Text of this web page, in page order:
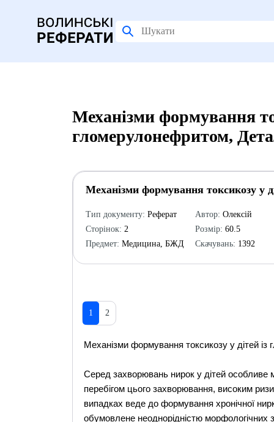
Механізми формування
гломерулонефритом,
Механізми формування токсикозу у
Тип документу: Реферат
Сторінок: 2
Предмет: Медицина, БЖД
Автор: Олексій
Розмір: 60.5
Скачувань: 1392
1 2
Механізми формування токсикозу у дітей
Серед захворювань нирок у дітей особливе
перебігом цього захворювання, високим
випадках веде до формування хронічної
обумовлене неоднорідністю морфологічних